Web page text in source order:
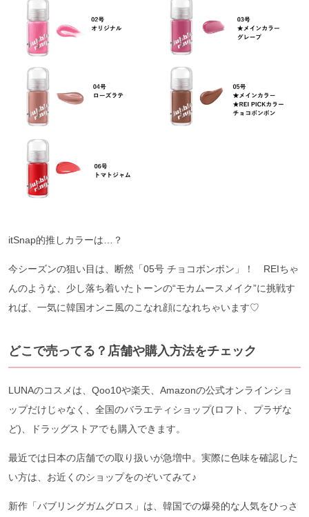
itSnap的推しカラーは…？
今シーズンの狙い目は、断然「05号 チョコボンボン」！ REIちゃ
んのような、少し落ち着いたトーンの“モカムースメイク”に挑戦す
れば、一気に韓国オンニ風のこなれ顔になれちゃいます♡
どこで売ってる？店舗や購入方法をチェック
LUNAのコスメは、Qoo10や楽天、Amazonの公式オンラインショ
ップだけじゃなく、全国のバラエティショップ(ロフト、プラザな
ど)、ドラッグストアでも購入できます。
最近では日本の店舗での取り扱いが急増中。実際に色味を確認した
い方は、お近くのショップをのぞいてみて♪
新作「バブリングガムグロス」は、韓国での爆発的な人気をひっさ